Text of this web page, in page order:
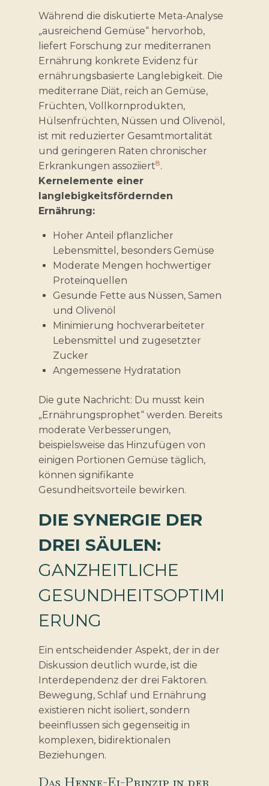
Während die diskutierte Meta-Analyse
„ausreichend Gemüse“ hervorhob,
liefert Forschung zur mediterranen
Ernährung konkrete Evidenz für
ernährungsbasierte Langlebigkeit. Die
mediterrane Diät, reich an Gemüse,
Früchten, Vollkornprodukten,
Hülsenfrüchten, Nüssen und Olivenöl,
ist mit reduzierter Gesamtmortalität
und geringeren Raten chronischer
Erkrankungen assoziiert8.
Kernelemente einer
langlebigkeitsfördernden
Ernährung:
Hoher Anteil pflanzlicher
Lebensmittel, besonders Gemüse
Moderate Mengen hochwertiger
Proteinquellen
Gesunde Fette aus Nüssen, Samen
und Olivenöl
Minimierung hochverarbeiteter
Lebensmittel und zugesetzter
Zucker
Angemessene Hydratation
Die gute Nachricht: Du musst kein
„Ernährungsprophet“ werden. Bereits
moderate Verbesserungen,
beispielsweise das Hinzufügen von
einigen Portionen Gemüse täglich,
können signifikante
Gesundheitsvorteile bewirken.
DIE SYNERGIE DER
DREI SÄULEN:
GANZHEITLICHE
GESUNDHEITSOPTIMI
ERUNG
Ein entscheidender Aspekt, der in der
Diskussion deutlich wurde, ist die
Interdependenz der drei Faktoren.
Bewegung, Schlaf und Ernährung
existieren nicht isoliert, sondern
beeinflussen sich gegenseitig in
komplexen, bidirektionalen
Beziehungen.
Das Henne-Ei-Prinzip in der